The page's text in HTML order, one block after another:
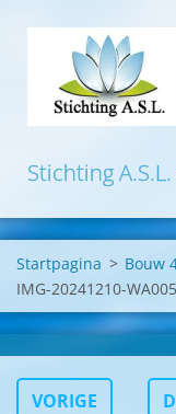
Stichting
Startpagina > Bouw
IMG-20241210-
VORIGE